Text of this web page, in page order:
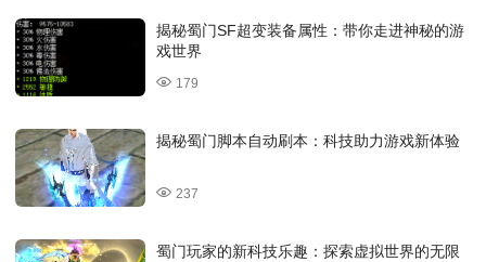
揭秘蜀门SF超变装备属性：带你走进神秘的游
戏世界
179
揭秘蜀门脚本自动刷本：科技助力游戏新体验
237
蜀门玩家的新科技乐趣：探索虚拟世界的无限